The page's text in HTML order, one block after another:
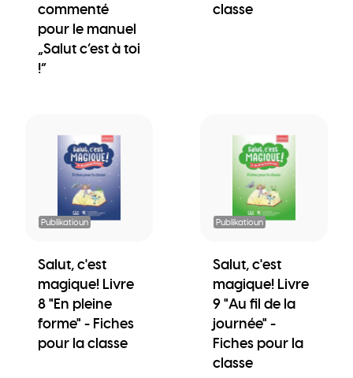
commenté
pour le manuel
„Salut c’est à toi
!“
classe
Publikatioun
Salut, c'est
magique! Livre
8 "En pleine
forme" - Fiches
pour la classe
Publikatioun
Salut, c'est
magique! Livre
9 "Au fil de la
journée" -
Fiches pour la
classe